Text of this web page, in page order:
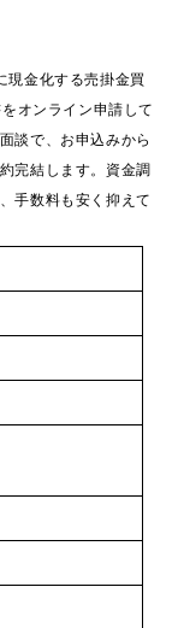
現金化する売掛金買
オンライン申請して
談で、お申込みから
完結します。資金調
手数料も安く抑えて